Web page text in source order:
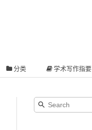
分类 学术写作指要